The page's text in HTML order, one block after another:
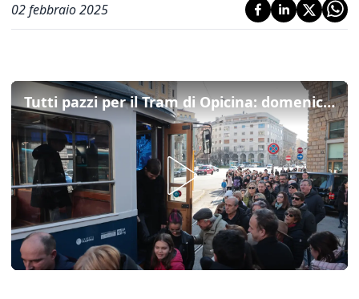
02 febbraio 2025
Tutti pazzi per il Tram di Opicina: domenica in fila per salire a bordo